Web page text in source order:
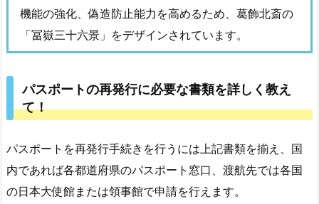
機能の強化、偽造防止能力を高めるため、葛飾北斎の
「冨嶽三十六景」をデザインされています。
パスポートの再発行に必要な書類を詳しく教え
て！
パスポートを再発行手続きを行うには上記書類を揃え、国
内であれば各都道府県のパスポート窓口、渡航先では各国
の日本大使館または領事館で申請を行えます。